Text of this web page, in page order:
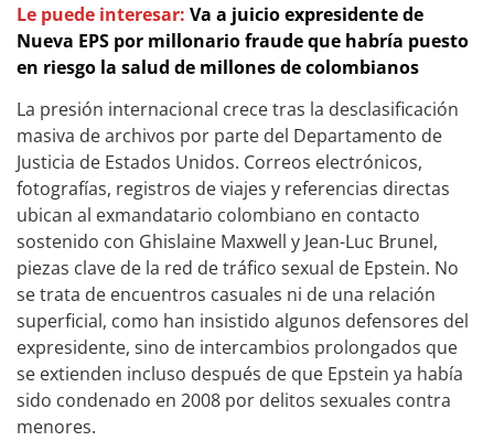
Le puede interesar: Va a juicio expresidente de
Nueva EPS por millonario fraude que habría puesto
en riesgo la salud de millones de colombianos
La presión internacional crece tras la desclasificación
masiva de archivos por parte del Departamento de
Justicia de Estados Unidos. Correos electrónicos,
fotografías, registros de viajes y referencias directas
ubican al exmandatario colombiano en contacto
sostenido con Ghislaine Maxwell y Jean-Luc Brunel,
piezas clave de la red de tráfico sexual de Epstein. No
se trata de encuentros casuales ni de una relación
superficial, como han insistido algunos defensores del
expresidente, sino de intercambios prolongados que
se extienden incluso después de que Epstein ya había
sido condenado en 2008 por delitos sexuales contra
menores.